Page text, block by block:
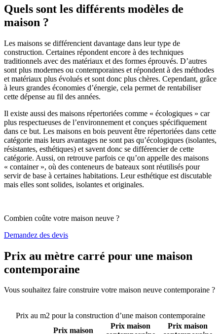
Quels sont les différents modèles de
maison ?
Les maisons se différencient davantage dans leur type de
construction. Certaines répondent encore à des techniques
traditionnels avec des matériaux et des formes éprouvés. D’autres
sont plus modernes ou contemporaines et répondent à des méthodes
et matériaux plus évolués et sont donc plus chères. Cependant, grâce
à leurs grandes économies d’énergie, cela permet de rentabiliser
cette dépense au fil des années.
Il existe aussi des maisons répertoriées comme « écologiques » car
plus respectueuses de l’environnement et conçues spécifiquement
dans ce but. Les maisons en bois peuvent être répertoriées dans cette
catégorie mais leurs avantages ne sont pas qu’écologiques (isolantes,
résistantes, esthétiques) et savent donc se différencier de cette
catégorie. Aussi, on retrouve parfois ce qu’on appelle des maisons
« container », où des conteneurs de bateaux sont réutilisés pour
servir de base à certaines habitations. Leur esthétique est discutable
mais elles sont solides, isolantes et originales.
Combien coûte votre maison neuve ?
Demandez des devis
Prix au mètre carré pour une maison
contemporaine
Vous souhaitez faire construire votre maison neuve contemporaine ?
Prix au m2 pour la construction d’une maison contemporaine
Prix maison
Prix maison
Prix maison